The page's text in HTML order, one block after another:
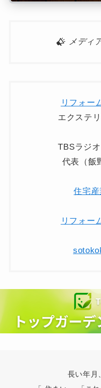
メディ
リフォー
エクステ
TBSラジオ
代表（飯
住宅
リフォー
長い年月